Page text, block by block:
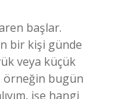
başlar.
bir kişi günde
veya küçük
örneğin bugün
işe hangi